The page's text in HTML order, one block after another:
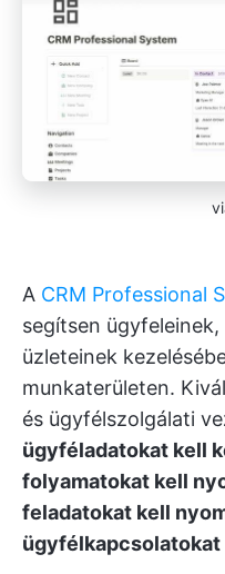
A CRM Professional
segítsen
üzleteinek
munkaterületen.
és ügyfélszolgálati
ügyféladatokat kell
folyamatokat kell
feladatokat kell